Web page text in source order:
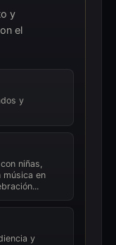
y
el
y
niñas,
música en
y